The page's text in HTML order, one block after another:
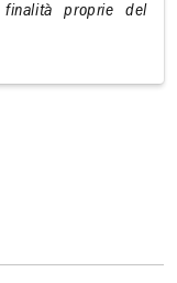
proprie del